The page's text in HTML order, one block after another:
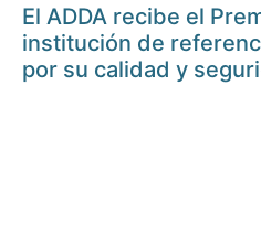
El ADDA recibe el
institución de
por su calidad y